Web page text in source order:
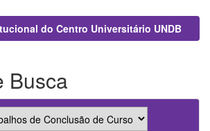
do Centro Universitário UNDB
Busca